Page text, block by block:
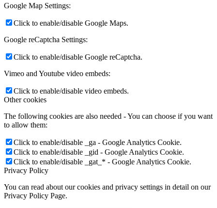
Google Map Settings:
Click to enable/disable Google Maps.
Google reCaptcha Settings:
Click to enable/disable Google reCaptcha.
Vimeo and Youtube video embeds:
Click to enable/disable video embeds.
Other cookies
The following cookies are also needed - You can choose if you want
to allow them:
Click to enable/disable _ga - Google Analytics Cookie.
Click to enable/disable _gid - Google Analytics Cookie.
Click to enable/disable _gat_* - Google Analytics Cookie.
Privacy Policy
You can read about our cookies and privacy settings in detail on our
Privacy Policy Page.